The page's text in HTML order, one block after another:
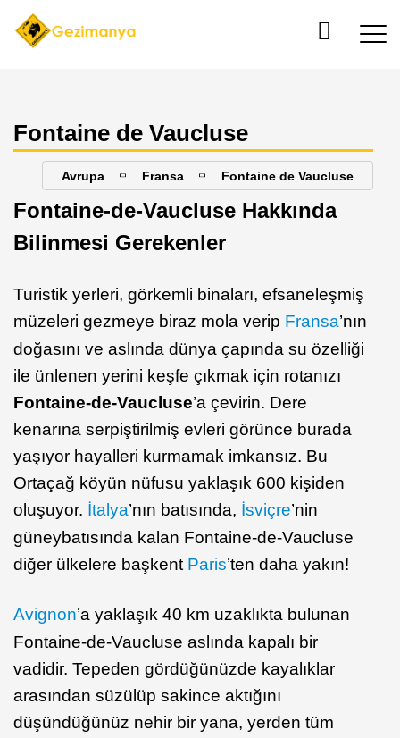
Fontaine de Vaucluse
Avrupa Fransa Fontaine de Vaucluse
Fontaine-de-Vaucluse Hakkında
Bilinmesi Gerekenler
Turistik yerleri, görkemli binaları, efsaneleşmiş
müzeleri gezmeye biraz mola verip Fransa’nın
doğasını ve aslında dünya çapında su özelliği
ile ünlenen yerini keşfe çıkmak için rotanızı
Fontaine-de-Vaucluse’a çevirin. Dere
kenarına serpiştirilmiş evleri görünce burada
yaşıyor hayalleri kurmamak imkansız. Bu
Ortaçağ köyün nüfusu yaklaşık 600 kişiden
oluşuyor. İtalya’nın batısında, İsviçre’nin
güneybatısında kalan Fontaine-de-Vaucluse
diğer ülkelere başkent Paris’ten daha yakın!
Avignon’a yaklaşık 40 km uzaklıkta bulunan
Fontaine-de-Vaucluse aslında kapalı bir
vadidir. Tepeden gördüğünüzde kayalıklar
arasından süzülüp sakince aktığını
düşündüğünüz nehir bir yana, yerden tüm